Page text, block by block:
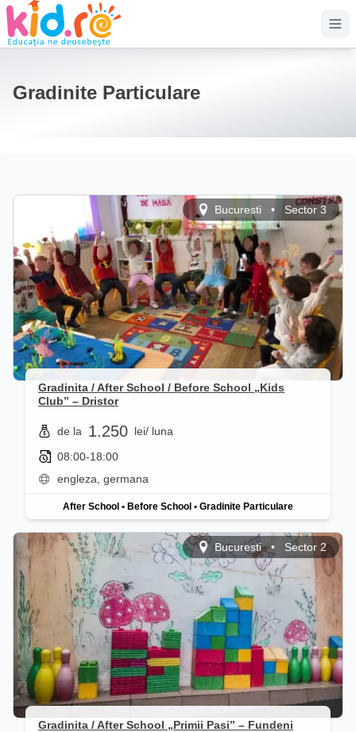
Gradinite Particulare
Bucuresti • Sector 3
Gradinita / After School / Before School „Kids
Club” – Dristor
de la 1.250 lei/ luna
08:00-18:00
engleza, germana
After School • Before School • Gradinite Particulare
Bucuresti• Sector 2
Gradinita / After School „Primii Pasi” – Fundeni